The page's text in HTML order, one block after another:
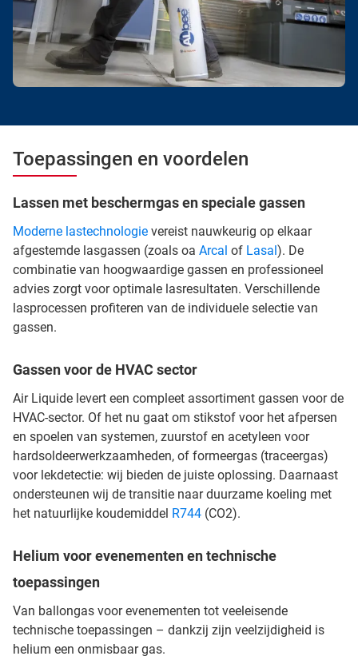
Toepassingen en voordelen
Lassen met beschermgas en speciale gassen
Moderne lastechnologie vereist nauwkeurig op elkaar
afgestemde lasgassen (zoals oa Arcal of Lasal ). De
combinatie van hoogwaardige gassen en professioneel
advies zorgt voor optimale lasresultaten. Verschillende
lasprocessen profiteren van de individuele selectie van
gassen.
Gassen voor de HVAC sector
Air Liquide levert een compleet assortiment gassen voor de
HVAC-sector. Of het nu gaat om stikstof voor het afpersen
en spoelen van systemen, zuurstof en acetyleen voor
hardsoldeerwerkzaamheden, of formeergas (traceergas)
voor lekdetectie: wij bieden de juiste oplossing. Daarnaast
ondersteunen wij de transitie naar duurzame koeling met
het natuurlijke koudemiddel R744 (CO2).
Helium voor evenementen en technische
toepassingen
Van ballongas voor evenementen tot veeleisende
technische toepassingen – dankzij zijn veelzijdigheid is
helium een onmisbaar gas.